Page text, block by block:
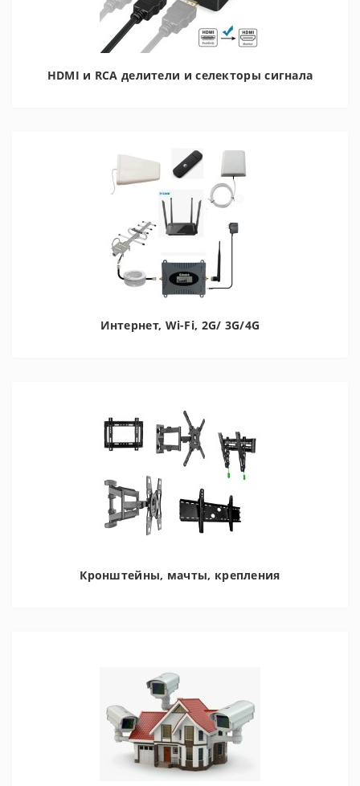
HDMI и RCA делители и селекторы сигнала
Интернет, Wi-Fi, 2G/ 3G/4G
Кронштейны, мачты, крепления